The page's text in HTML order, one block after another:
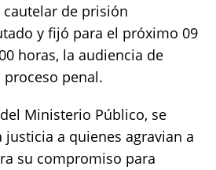
de prisión
y fijó para el próximo 09
horas, la audiencia de
penal.
Ministerio Público, se
a quienes agravian a
su compromiso para